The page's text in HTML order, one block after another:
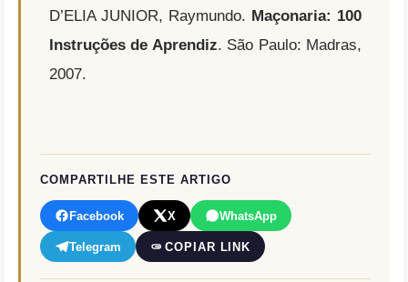
D’ELIA JUNIOR, Raymundo. Maçonaria: 100
Instruções de Aprendiz. São Paulo: Madras,
2007.
COMPARTILHE ESTE ARTIGO
Facebook X WhatsApp
Telegram COPIAR LINK